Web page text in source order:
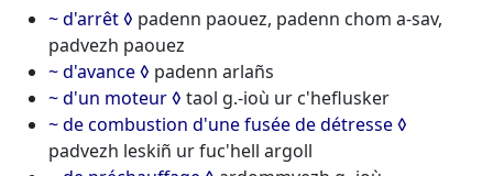
~ d'arrêt
padenn paouez, padenn chom a-sav,
padvezh paouez
~ d'avance
padenn arlañs
~ d'un moteur
taol g.-ioù ur c'heflusker
~ de combustion d'une fusée de détresse
padvezh leskiñ ur fuc'hell argoll